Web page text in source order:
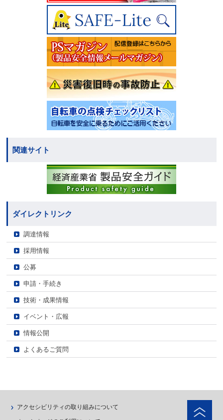
関連サイト
ダイレクトリンク
調達情報
採用情報
公募
申請・手続き
技術・成果情報
イベント・広報
情報公開
よくあるご質問
アクセシビリティの取り組みについて